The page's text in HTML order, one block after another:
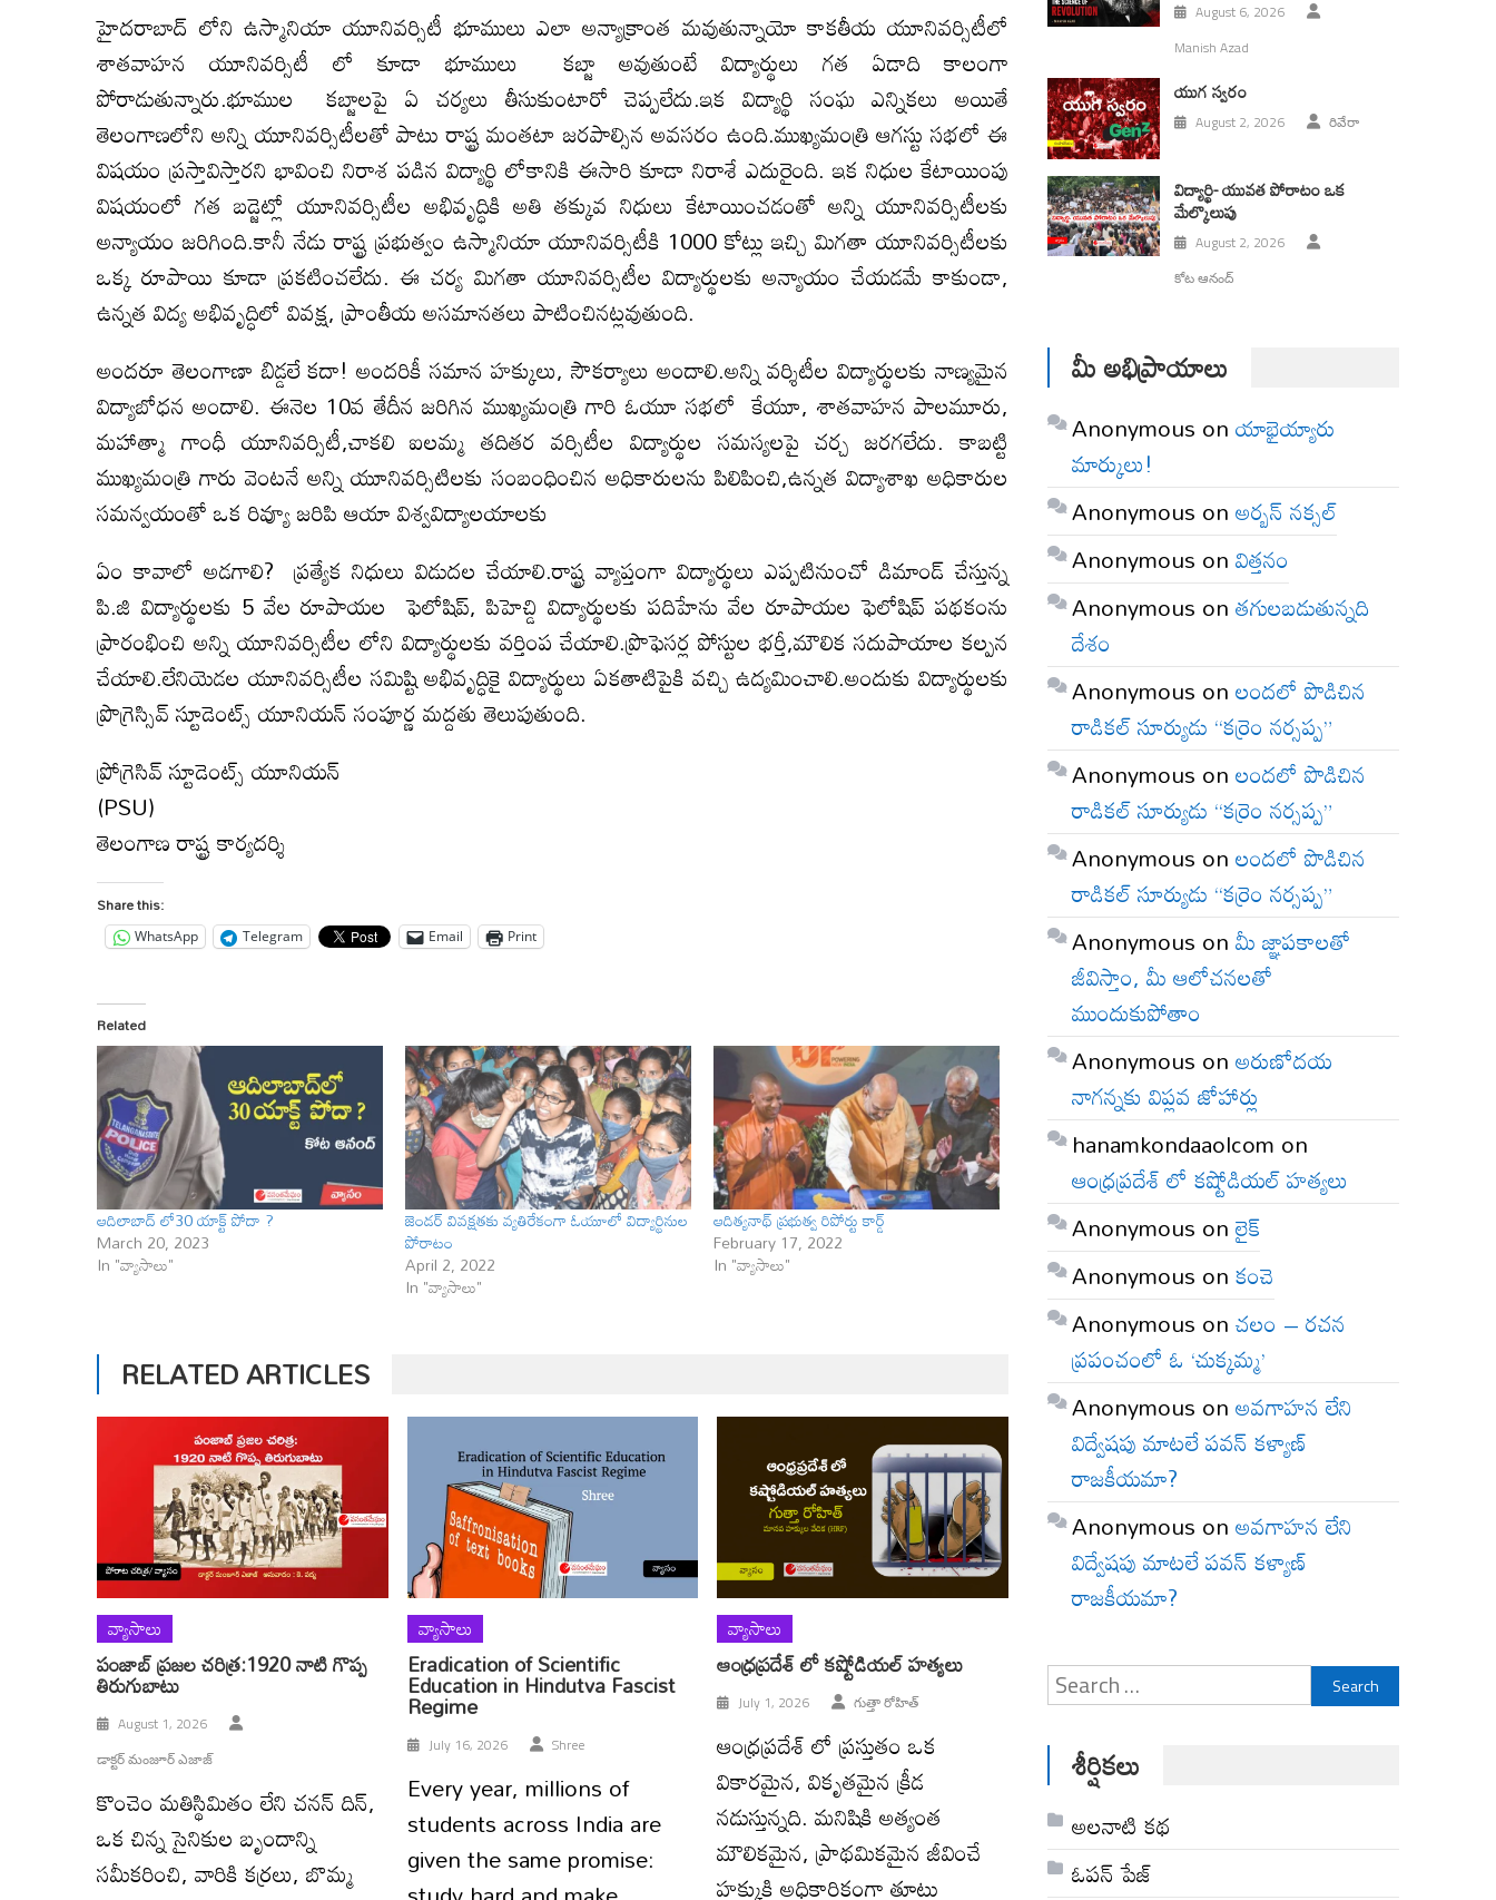
హైదరాబాద్ లోని ఉస్మానియా యూనివర్సిటీ భూములు ఎలా అన్యాక్రాంత మవుతున్నాయో కాకతీయ యూనివర్సిటీలో
శాతవాహన యూనివర్సిటీ లో కూడా భూములు కబ్జా అవుతుంటే విద్యార్థులు గత ఏడాది కాలంగా
పోరాడుతున్నారు.భూముల కబ్జాలపై ఏ చర్యలు తీసుకుంటారో చెప్పలేదు.ఇక విద్యార్థి సంఘ ఎన్నికలు అయితే
తెలంగాణలోని అన్ని యూనివర్సిటీలతో పాటు రాష్ట్ర మంతటా జరపాల్సిన అవసరం ఉంది.ముఖ్యమంత్రి ఆగస్టు సభలో ఈ
విషయం ప్రస్తావిస్తారని భావించి నిరాశ పడిన విద్యార్థి లోకానికి ఈసారి కూడా నిరాశే ఎదురైంది. ఇక నిధుల కేటాయింపు
విషయంలో గత బడ్జెట్లో యూనివర్సిటీల అభివృద్ధికి అతి తక్కువ నిధులు కేటాయించడంతో అన్ని యూనివర్సిటీలకు
అన్యాయం జరిగింది.కానీ నేడు రాష్ట్ర ప్రభుత్వం ఉస్మానియా యూనివర్సిటీకి 1000 కోట్లు ఇచ్చి మిగతా యూనివర్సిటీలకు
ఒక్క రూపాయి కూడా ప్రకటించలేదు. ఈ చర్య మిగతా యూనివర్సిటీల విద్యార్థులకు అన్యాయం చేయడమే కాకుండా,
ఉన్నత విద్య అభివృద్ధిలో వివక్ష, ప్రాంతీయ అసమానతలు పాటించినట్లవుతుంది.
అందరూ తెలంగాణా బిడ్డలే కదా! అందరికీ సమాన హక్కులు, సౌకర్యాలు అందాలి.అన్ని వర్శిటీల విద్యార్థులకు నాణ్యమైన
విద్యాబోధన అందాలి. ఈనెల 10వ తేదీన జరిగిన ముఖ్యమంత్రి గారి ఓయూ సభలో కేయూ, శాతవాహన పాలమూరు,
మహాత్మా గాంధీ యూనివర్సిటీ,చాకలి ఐలమ్మ తదితర వర్సిటీల విద్యార్థుల సమస్యలపై చర్చ జరగలేదు. కాబట్టి
ముఖ్యమంత్రి గారు వెంటనే అన్ని యూనివర్సిటిలకు సంబంధించిన అధికారులను పిలిపించి,ఉన్నత విద్యాశాఖ అధికారుల
సమన్వయంతో ఒక రివ్యూ జరిపి ఆయా విశ్వవిద్యాలయాలకు
ఏం కావాలో అడగాలి? ప్రత్యేక నిధులు విడుదల చేయాలి.రాష్ట్ర వ్యాప్తంగా విద్యార్థులు ఎప్పటినుంచో డిమాండ్ చేస్తున్న
పి.జి విద్యార్థులకు 5 వేల రూపాయల ఫెలోషిప్, పిహెచ్డి విద్యార్థులకు పదిహేను వేల రూపాయల ఫెలోషిప్ పథకంను
ప్రారంభించి అన్ని యూనివర్సిటీల లోని విద్యార్థులకు వర్తింప చేయాలి.ప్రొఫెసర్ల పోస్టుల భర్తీ,మౌలిక సదుపాయాల కల్పన
చేయాలి.లేనియెడల యూనివర్సిటీల సమిష్టి అభివృద్ధికై విద్యార్థులు ఏకతాటిపైకి వచ్చి ఉద్యమించాలి.అందుకు విద్యార్థులకు
ప్రొగ్రెస్సివ్ స్టూడెంట్స్ యూనియన్ సంపూర్ణ మద్దతు తెలుపుతుంది.
ప్రోగ్రెసివ్ స్టూడెంట్స్ యూనియన్
(PSU)
తెలంగాణ రాష్ట్ర కార్యదర్శి
Share this:
WhatsApp Telegram Email Print
Related
ఆదిలాబాద్ లో30 యాక్ట్ పోదా ?
March 20, 2023
In "వ్యాసాలు"
జెండర్ వివక్షతకు వ్యతిరేకంగా ఓయూలో విద్యార్థినుల
పోరాటం
April 2, 2022
In "వ్యాసాలు"
ఆదిత్యనాథ్ ప్రభుత్వ రిపోర్టు కార్డ్
February 17, 2022
In "వ్యాసాలు"
RELATED ARTICLES
వ్యాసాలు
పంజాబ్ ప్రజల చరిత్ర:1920 నాటి గొప్ప
తిరుగుబాటు
August 1, 2026
డాక్టర్ మంజూర్ ఎజాజ్
కొంచెం మతిస్థిమితం లేని చనన్ దిన్,
ఒక చిన్న సైనికుల బృందాన్ని
సమీకరించి, వారికి కర్రలు, బొమ్మ
వ్యాసాలు
Eradication of Scientific
Education in Hindutva Fascist
Regime
July 16, 2026 Shree
Every year, millions of
students across India are
given the same promise:
వ్యాసాలు
ఆంధ్రప్రదేశ్ లో కష్టోడియల్ హత్యలు
July 1, 2026 గుత్తా రోహిత్
ఆంధ్రప్రదేశ్ లో ప్రస్తుతం ఒక
వికారమైన, వికృతమైన క్రీడ
నడుస్తున్నది. మనిషికి అత్యంత
మౌలికమైన, ప్రాథమికమైన జీవించే
హక్కుకి అధికారికంగా తూట్లు
August 6, 2026
Manish Azad
యుగ స్వ‌రం
August 2, 2026 రివేరా
విద్యార్థి- యువత పోరాటం ఒక
మేల్కొలుపు
August 2, 2026
కోట ఆనంద్
మీ అభిప్రాయాలు
Anonymous onయాభైయ్యారు
మార్కులు!
Anonymous onఅర్బన్ నక్సల్
Anonymous onవిత్తనం
Anonymous onతగులబడుతున్నది
దేశం
Anonymous onలందలో పొడిచిన
రాడికల్ సూర్యుడు “కర్రెం నర్సప్ప”
Anonymous onలందలో పొడిచిన
రాడికల్ సూర్యుడు “కర్రెం నర్సప్ప”
Anonymous onలందలో పొడిచిన
రాడికల్ సూర్యుడు “కర్రెం నర్సప్ప”
Anonymous onమీ జ్ఞాపకాలతో
జీవిస్తాం, మీ ఆలోచనలతో
ముందుకుపోతాం
Anonymous onఅరుణోదయ
నాగన్నకు విప్లవ జోహార్లు
hanamkondaaolcom on
ఆంధ్రప్రదేశ్ లో కష్టోడియల్ హత్యలు
Anonymous onలైక్
Anonymous onకంచె
Anonymous onచలం – రచన
ప్రపంచంలో ఓ ‘చుక్కమ్మ’
Anonymous onఅవగాహన లేని
విద్వేషపు మాటలే పవన్ కళ్యాణ్
రాజకీయమా?
Anonymous onఅవగాహన లేని
విద్వేషపు మాటలే పవన్ కళ్యాణ్
రాజకీయమా?
Search
for:
శీర్షికలు
అల‌నాటి క‌థ‌
ఓపన్ పేజ్